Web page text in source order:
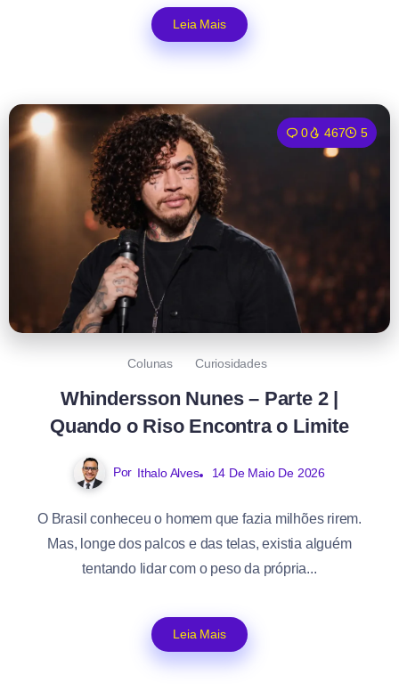
Leia Mais
0 467 5
Colunas Curiosidades
Whindersson Nunes – Parte 2 |
Quando o Riso Encontra o Limite
Por Ithalo Alves 14 De Maio De 2026
O Brasil conheceu o homem que fazia milhões rirem.
Mas, longe dos palcos e das telas, existia alguém
tentando lidar com o peso da própria...
Leia Mais